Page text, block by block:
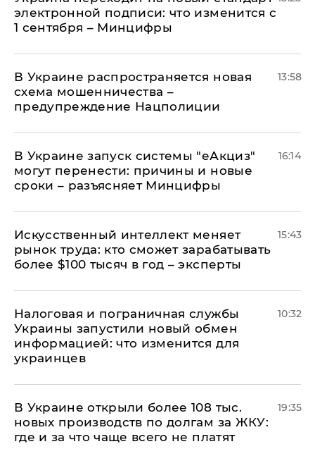
электронной подписи: что изменится с
1 сентября – Минцифры
В Украине распространяется новая
схема мошенничества –
предупреждение Нацполиции
13:58
В Украине запуск системы "еАкциз"
могут перенести: причины и новые
сроки – разъясняет Минцифры
16:14
Искусственный интеллект меняет
рынок труда: кто сможет зарабатывать
более $100 тысяч в год – эксперты
15:43
Налоговая и пограничная службы
Украины запустили новый обмен
информацией: что изменится для
украинцев
10:32
В Украине открыли более 108 тыс.
новых производств по долгам за ЖКУ:
где и за что чаще всего не платят
19:35